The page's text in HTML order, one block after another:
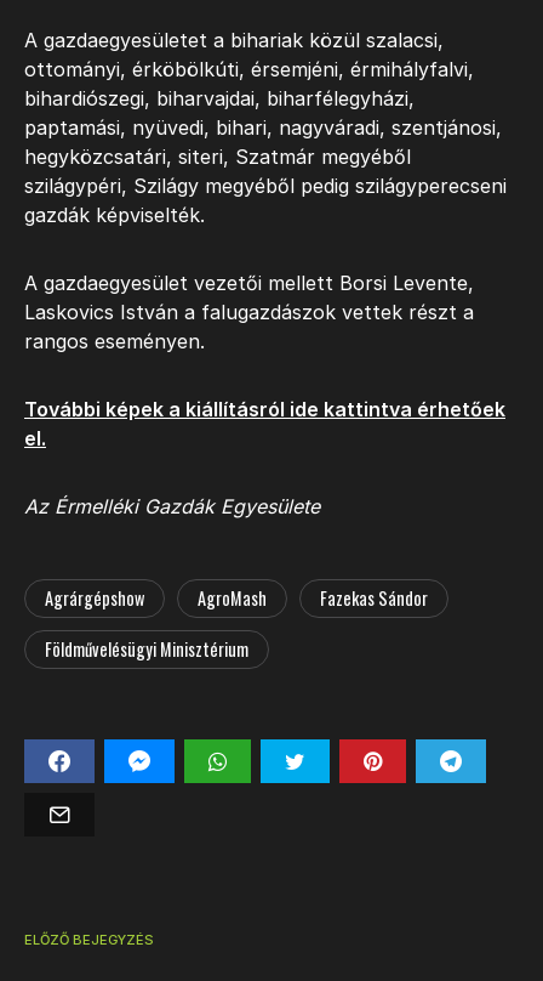
A gazdaegyesületet a bihariak közül szalacsi,
ottományi, érköbölkúti, érsemjéni, érmihályfalvi,
bihardiószegi, biharvajdai, biharfélegyházi,
paptamási, nyüvedi, bihari, nagyváradi, szentjánosi,
hegyközcsatári, siteri, Szatmár megyéből
szilágypéri, Szilágy megyéből pedig szilágyperecseni
gazdák képviselték.
A gazdaegyesület vezetői mellett Borsi Levente,
Laskovics István a falugazdászok vettek részt a
rangos eseményen.
További képek a kiállításról ide kattintva érhetőek
el.
Az Érmelléki Gazdák Egyesülete
Agrárgépshow AgroMash
Fazekas Sándor
Földművelésügyi Minisztérium
ELŐZŐ BEJEGYZÉS